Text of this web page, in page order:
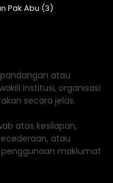
Pak Abu (3)
atau
institusi, organisasi
secara jelas.
atas kesilapan,
atau
maklumat